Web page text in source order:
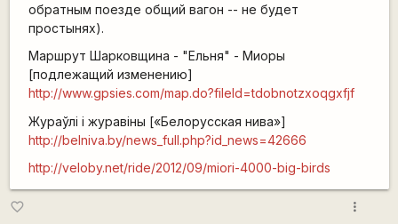
обратным поезде общий вагон -- не будет
простынях).
Маршрут Шарковщина - "Ельня" - Миоры
[подлежащий изменению]
http://www.gpsies.com/map.do?fileId=tdobnotzxoqgxfjf
Жураўлі і журавіны [«Белорусская нива»]
http://belniva.by/news_full.php?id_news=42666
http://veloby.net/ride/2012/09/miori-4000-big-birds
favorite_border more_vert